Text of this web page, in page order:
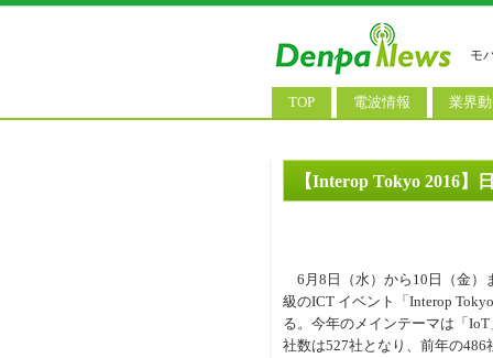
モ
TOP 電波情報
基地局ニュース
業界
決算情
料金改
【Interop Tokyo 2016
6月8日（水）から10日（金）
級のICT イベント「Interop
る。今年のメインテーマは「
社数は527社となり、前年の